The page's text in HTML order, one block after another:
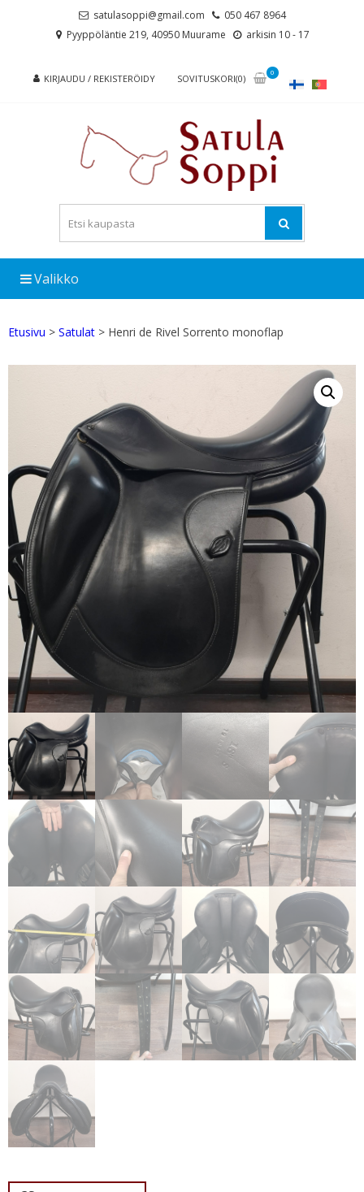
satulasoppi@gmail.com
050 467 8964
Pyyppöläntie 219, 40950 Muurame
arkisin 10 - 17
KIRJAUDU / REKISTERÖIDY SOVITUSKORI(0)
0
Valikko
Etusivu > Satulat > Henri de Rivel Sorrento monoflap